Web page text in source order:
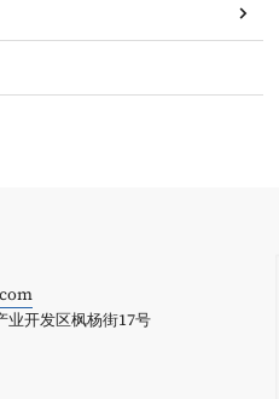

业开发区枫杨街17号